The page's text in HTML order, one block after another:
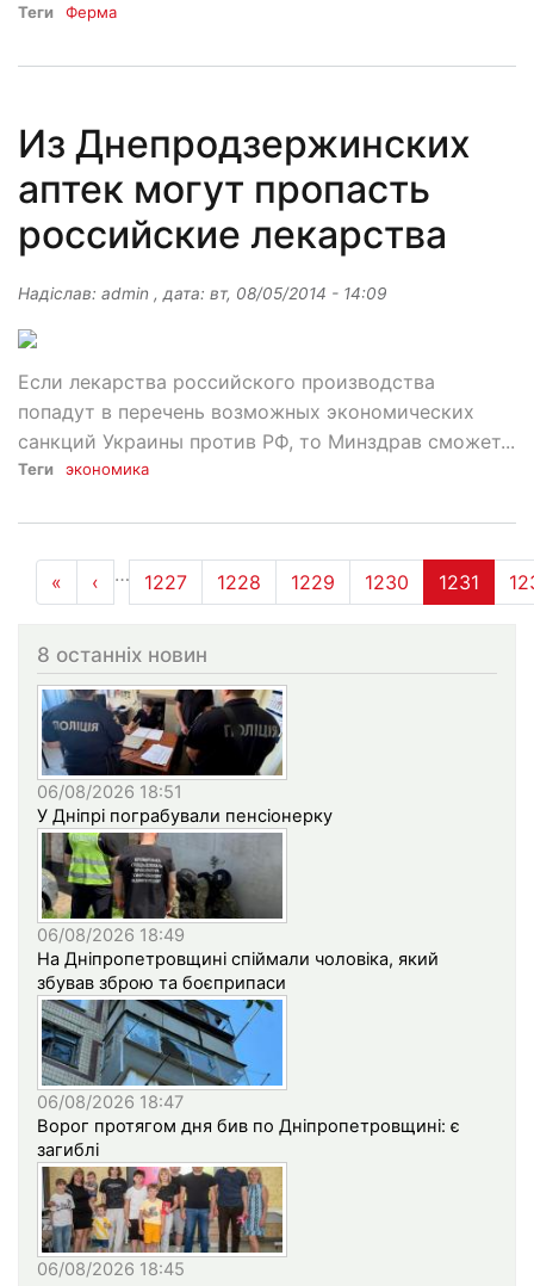
Теги Ферма
Из Днепродзержинских
аптек могут пропасть
российские лекарства
Надіслав: admin , дата: вт, 08/05/2014 - 14:09
Если лекарства российского производства
попадут в перечень возможных экономических
санкций Украины против РФ, то Минздрав сможет...
Теги экономика
Розбивка
на
сторінки
« « Перша
‹ … 1227 1228 1229 1230 1231
8 останніх новин
06/08/2026 18:51
У Дніпрі пограбували пенсіонерку
06/08/2026 18:49
На Дніпропетровщині спіймали чоловіка, який
збував зброю та боєприпаси
06/08/2026 18:47
Ворог протягом дня бив по Дніпропетровщині: є
загиблі
06/08/2026 18:45